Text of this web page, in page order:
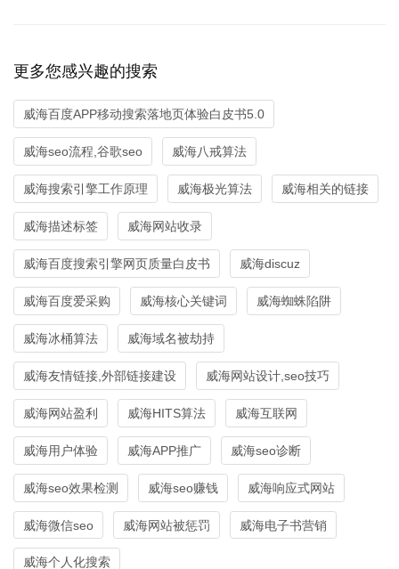
更多您感兴趣的搜索
威海百度APP移动搜索落地页体验白皮书5.0
威海seo流程,谷歌seo 威海八戒算法
威海搜索引擎工作原理 威海极光算法 威海相关的链接
威海描述标签 威海网站收录
威海百度搜索引擎网页质量白皮书 威海discuz
威海百度爱采购 威海核心关键词 威海蜘蛛陷阱
威海冰桶算法 威海域名被劫持
威海友情链接,外部链接建设 威海网站设计,seo技巧
威海网站盈利 威海HITS算法 威海互联网
威海用户体验 威海APP推广 威海seo诊断
威海seo效果检测 威海seo赚钱 威海响应式网站
威海微信seo 威海网站被惩罚 威海电子书营销
威海个人化搜索